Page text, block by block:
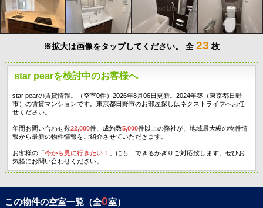
※拡大は画像をタップしてください。 全 23 枚
star pearを検討中のお客様へ
star pearの賃貸情報。（空室0件）2026年8月06日更新。2024年築（東京都日野
市）の賃貸マンションです。東京都日野市のお部屋探しはネクストライフへお任
せください。
年間お問い合わせ数22,000件、成約数5,000件以上の弊社が、地域最大級の物件情
報から最新の物件情報をご紹介させていただきます。
お客様の「今から見に行きたい！
」にも、できるかぎりご対応致します。ぜひお
気軽にお問い合わせください。
この物件の空室一覧（全0室）